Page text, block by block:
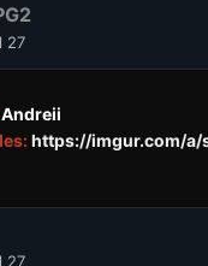
27
Andreii
https://imgur.com/a/
27